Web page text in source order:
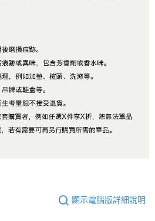
顯示電腦版詳細說明